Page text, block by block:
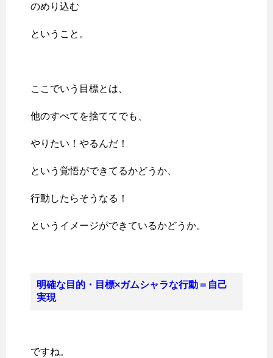
のめり込む
ということ。
ここでいう目標とは、
他のすべてを捨ててでも、
やりたい！やるんだ！
という覚悟ができてるかどうか、
行動したらそうなる！
というイメージができているかどうか。
明確な目的・目標×ガムシャラな行動＝自己
実現
ですね。